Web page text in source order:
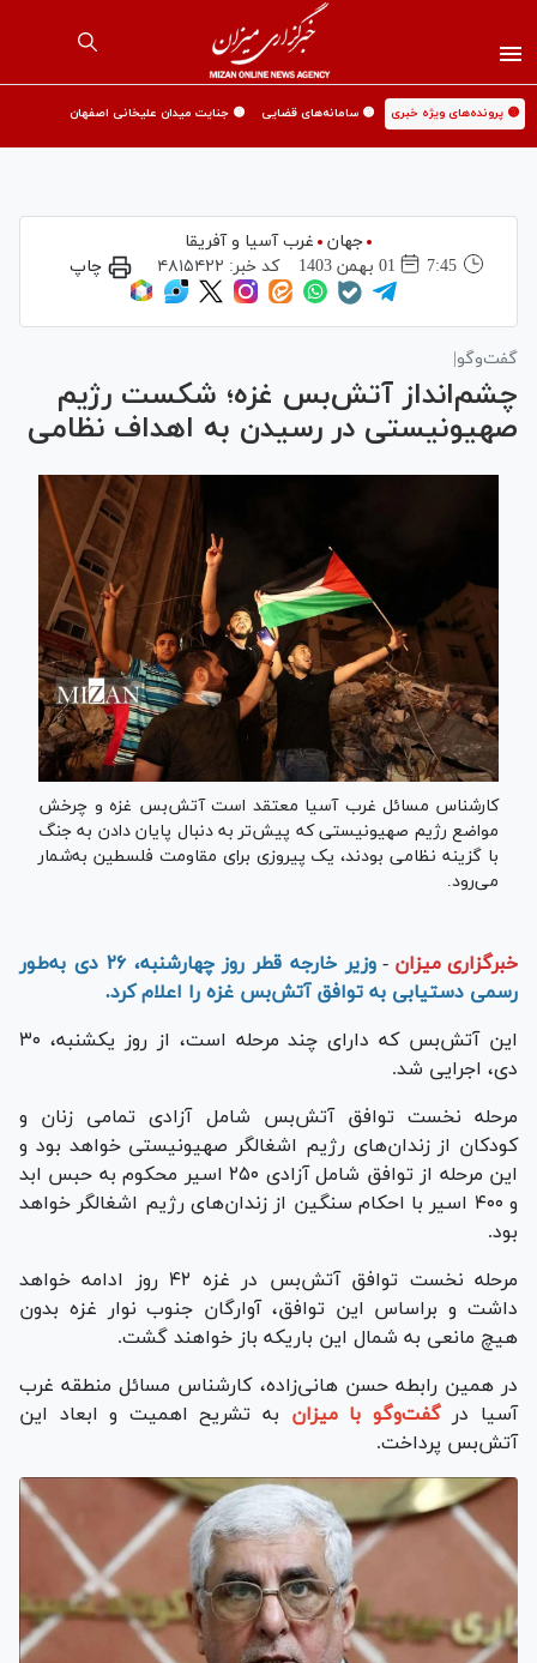
🟡 پرونده‌های ویژه خبری 🟡 سامانه‌های قضایی 🟡 جنایت میدان علیخانی اصفهان
جهان
غرب آسیا و آفریقا
7:45
01 بهمن 1403 کد خبر: ۴۸۱۵۴۲۲ چاپ
گفت‌وگو|
چشم‌انداز آتش‌بس غزه؛ شکست رژیم
صهیونیستی در رسیدن به اهداف نظامی
کارشناس مسائل غرب آسیا معتقد است آتش‌بس غزه و چرخش
مواضع رژیم صهیونیستی که پیش‌تر به دنبال پایان‌ دادن به جنگ
با گزینه نظامی بودند، یک پیروزی برای مقاومت فلسطین به‌شمار
می‌رود.
خبرگزاری میزان -
وزیر خارجه قطر روز چهارشنبه، ۲۶ دی به‌طور
رسمی دستیابی به توافق آتش‌بس غزه را اعلام کرد.
این آتش‌بس که دارای چند مرحله است، از روز یکشنبه، ۳۰
دی، اجرایی شد.
مرحله نخست توافق آتش‌بس شامل آزادی تمامی زنان و
کودکان از زندان‌های رژیم اشغالگر صهیونیستی خواهد بود و
این مرحله از توافق شامل آزادی ۲۵۰ اسیر محکوم به حبس ابد
و ۴۰۰ اسیر با احکام سنگین از زندان‌های رژیم اشغالگر خواهد
بود.
مرحله نخست توافق آتش‌بس در غزه ۴۲ روز ادامه خواهد
داشت و براساس این توافق، آوارگان جنوب نوار غزه بدون
هیچ مانعی به شمال این باریکه باز خواهند گشت.
در همین رابطه حسن هانی‌زاده، کارشناس مسائل منطقه غرب
آسیا درگفت‌و‌گو با میزان به تشریح اهمیت و ابعاد این
آتش‌بس پرداخت.